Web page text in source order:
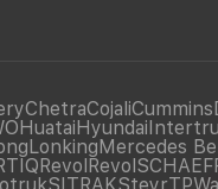
ChetraCojaliCummins
HuataiHyundai
LonkingMercedes
RevolRevol